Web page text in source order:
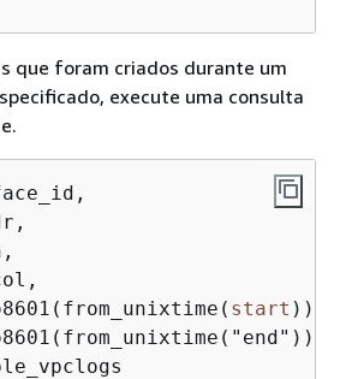
que foram criados durante um
execute uma consulta
start ))